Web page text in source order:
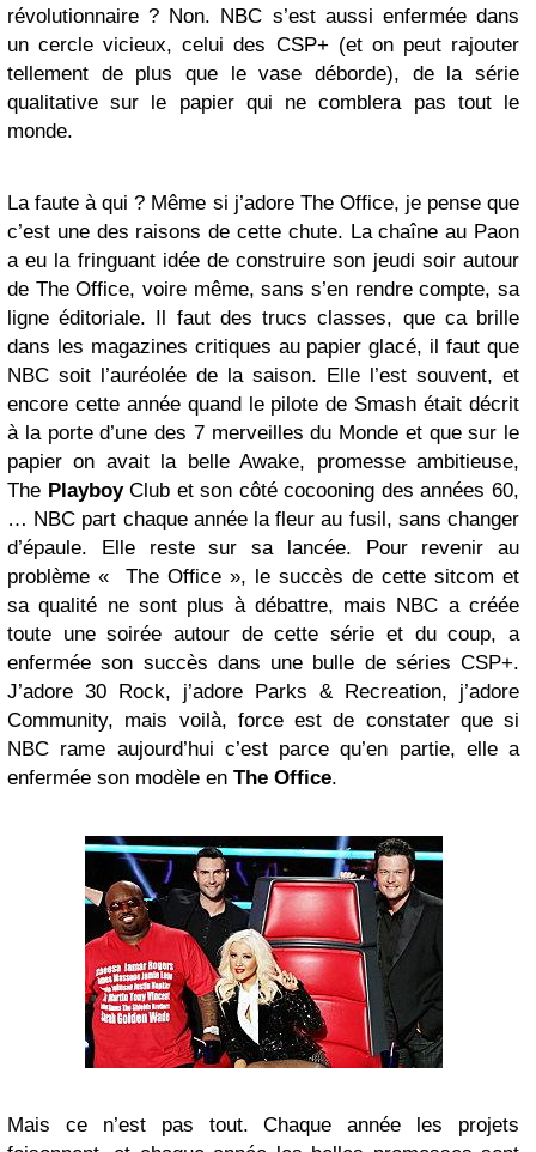
révolutionnaire ? Non. NBC s’est aussi enfermée dans
un cercle vicieux, celui des CSP+ (et on peut rajouter
tellement de plus que le vase déborde), de la série
qualitative sur le papier qui ne comblera pas tout le
monde.
La faute à qui ? Même si j’adore The Office, je pense que
c’est une des raisons de cette chute. La chaîne au Paon
a eu la fringuant idée de construire son jeudi soir autour
de The Office, voire même, sans s’en rendre compte, sa
ligne éditoriale. Il faut des trucs classes, que ca brille
dans les magazines critiques au papier glacé, il faut que
NBC soit l’auréolée de la saison. Elle l’est souvent, et
encore cette année quand le pilote de Smash était décrit
à la porte d’une des 7 merveilles du Monde et que sur le
papier on avait la belle Awake, promesse ambitieuse,
The PlayboyClub et son côté cocooning des années 60,
… NBC part chaque année la fleur au fusil, sans changer
d’épaule. Elle reste sur sa lancée. Pour revenir au
problème « The Office », le succès de cette sitcom et
sa qualité ne sont plus à débattre, mais NBC a créée
toute une soirée autour de cette série et du coup, a
enfermée son succès dans une bulle de séries CSP+.
J’adore 30 Rock, j’adore Parks & Recreation, j’adore
Community, mais voilà, force est de constater que si
NBC rame aujourd’hui c’est parce qu’en partie, elle a
enfermée son modèle en The Office.
Mais ce n’est pas tout. Chaque année les projets